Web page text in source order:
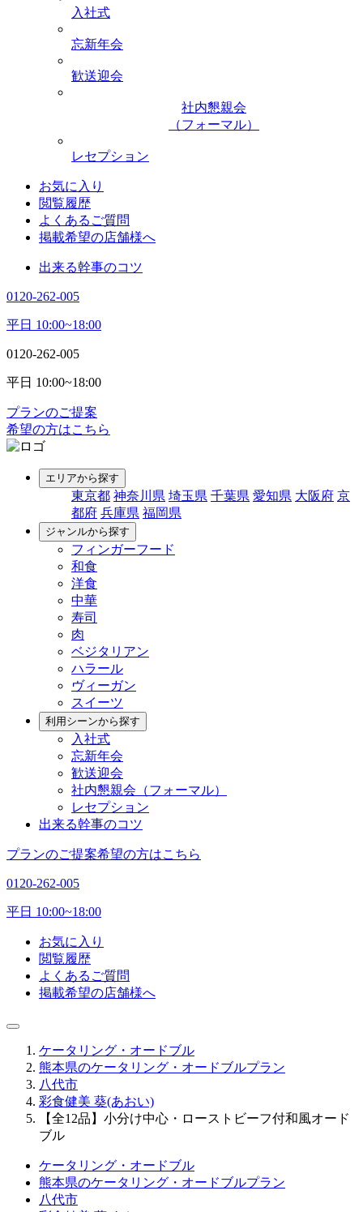
入社式
忘新年会
歓送迎会
社内懇親会
（フォーマル）
レセプション
お気に入り
閲覧履歴
よくあるご質問
掲載希望の店舗様へ
出来る幹事のコツ
0120-262-005
平日 10:00~18:00
0120-262-005
平日 10:00~18:00
プランのご提案
希望の方はこちら
エリアから探す
東京都 神奈川県 埼玉県 千葉県 愛知県 大阪府 京
都府 兵庫県 福岡県
ジャンルから探す
フィンガーフード
和食
洋食
中華
寿司
肉
ベジタリアン
ハラール
ヴィーガン
スイーツ
利用シーンから探す
入社式
忘新年会
歓送迎会
社内懇親会（フォーマル）
レセプション
出来る幹事のコツ
プランのご提案希望の方はこちら
0120-262-005
平日 10:00~18:00
お気に入り
閲覧履歴
よくあるご質問
掲載希望の店舗様へ
ケータリング・オードブル
熊本県のケータリング・オードブルプラン
八代市
彩食健美 葵(あおい)
【全12品】小分け中心・ローストビーフ付和風オード
ブル
ケータリング・オードブル
熊本県のケータリング・オードブルプラン
八代市